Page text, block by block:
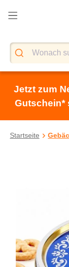
springen
Jetzt zum
Gutschein*
Startseite